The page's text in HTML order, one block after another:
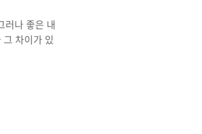
러나 좋은 내
차이가 있